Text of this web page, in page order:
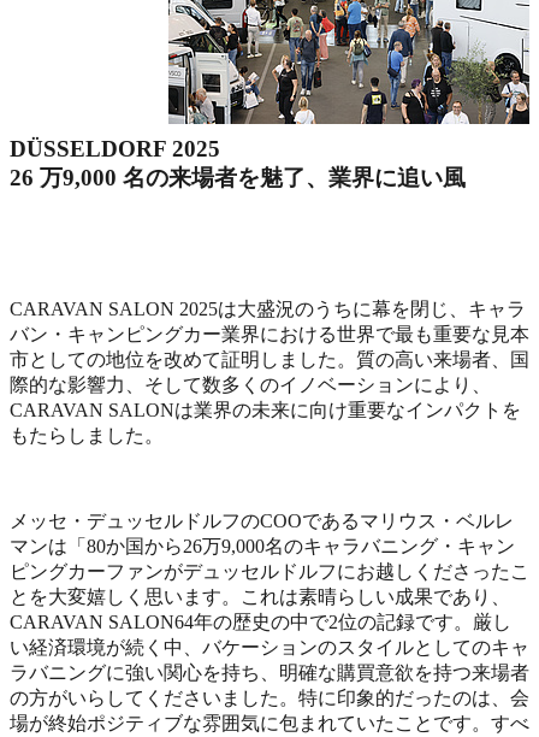
DÜSSELDORF 2025
26 万9,000 名の来場者を魅了、業界に追い風
CARAVAN SALON 2025は大盛況のうちに幕を閉じ、キャラ
バン・キャンピングカー業界における世界で最も重要な見本
市としての地位を改めて証明しました。質の高い来場者、国
際的な影響力、そして数多くのイノベーションにより、
CARAVAN SALONは業界の未来に向け重要なインパクトを
もたらしました。
メッセ・デュッセルドルフのCOOであるマリウス・ベルレ
マンは「80か国から26万9,000名のキャラバニング・キャン
ピングカーファンがデュッセルドルフにお越しくださったこ
とを大変嬉しく思います。これは素晴らしい成果であり、
CARAVAN SALON64年の歴史の中で2位の記録です。厳し
い経済環境が続く中、バケーションのスタイルとしてのキャ
ラバニングに強い関心を持ち、明確な購買意欲を持つ来場者
の方がいらしてくださいました。特に印象的だったのは、会
場が終始ポジティブな雰囲気に包まれていたことです。すべ